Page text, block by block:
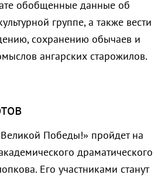
обобщенные данные об
группе, а также вести
сохранению обычаев и
ангарских старожилов.
Победы!» пройдет на
драматического
Его участниками станут